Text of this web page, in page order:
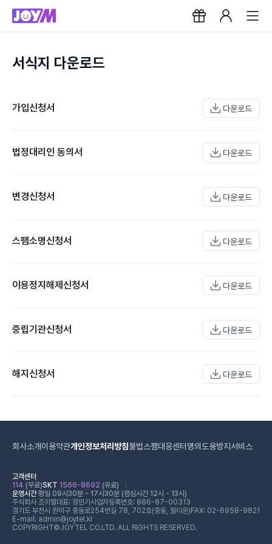
서식지 다운로드
가입신청서 다운로드
법정대리인 동의서 다운로드
변경신청서 다운로드
스팸소명신청서 다운로드
이용정지해제신청서 다운로드
중립기관신청서 다운로드
해지신청서 다운로드
회사소개이용약관개인정보처리방침불법스팸대응센터 명의도용방지서비스
고객센터
114 (무료)SKT 1566-8692 (유료)
운영시간평일 09시30분 - 17시30분 (점심시간 12시 - 13시)
주식회사 조이텔대표: 정민기 사업자등록번호: 886-87-00313
경기도 부천시 원미구 중동로254번길 78, 702호(중동, 필타운) FAX: 02-6958-9821
E-mail: admin@joytel.kr
COPYRIGHT©JOYTEL CO.LTD. ALL RIGHTS RESERVED.